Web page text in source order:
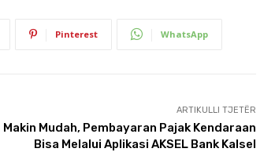
Pinterest WhatsApp
ARTIKULLI TJETËR
Makin Mudah, Pembayaran Pajak Kendaraan
Bisa Melalui Aplikasi AKSEL Bank Kalsel